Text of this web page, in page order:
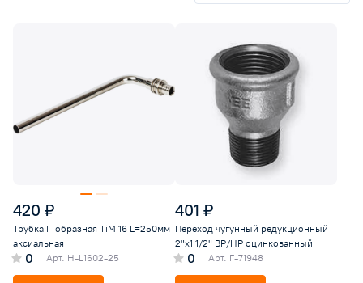
420 ₽
Трубка Г-образная TiM 16 L=250мм
аксиальная
0 Арт. H-L1602-25
401 ₽
Переход чугунный редукционный
2"х1 1/2" ВР/НР оцинкованный
0 Арт. Г-71948